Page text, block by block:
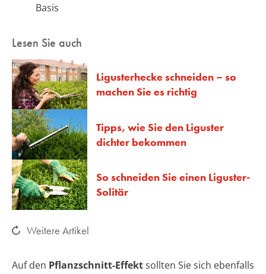
Basis
Lesen Sie auch
Ligusterhecke schneiden – so
machen Sie es richtig
Tipps, wie Sie den Liguster
dichter bekommen
So schneiden Sie einen Liguster-
Solitär
Weitere Artikel
Auf den Pflanzschnitt-Effektsollten Sie sich ebenfalls